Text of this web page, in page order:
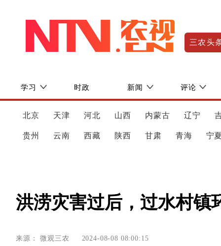
三农头
学习 时政 新闻 评论
北京 天津 河北 山西 内蒙古 辽宁
贵州 云南 西藏 陕西 甘肃 青海 宁
洪涝灾害过后，过水村镇
来源：微观三农 2024-08-08 08:00:15